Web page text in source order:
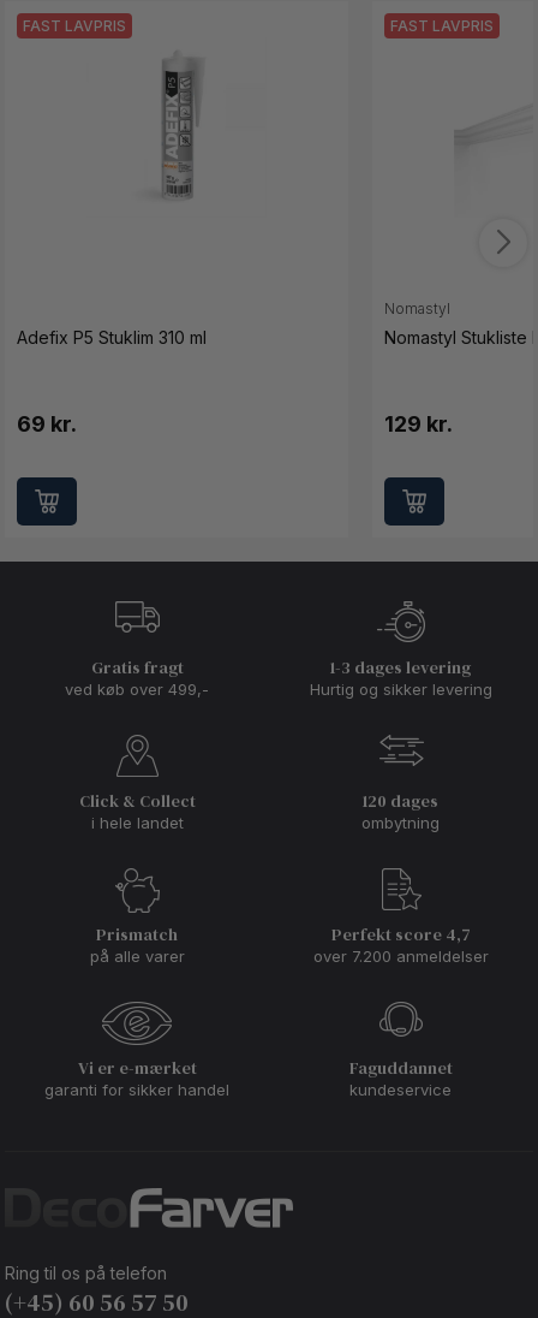
FAST LAVPRIS
Adefix P5 Stuklim 310 ml
69 kr.
FAST LAVPRIS
Nomastyl
Nomastyl Stukliste
129 kr.
Gratis fragt
ved køb over 499,-
1-3 dages levering
Hurtig og sikker levering
Click & Collect
i hele landet
120 dages
ombytning
Prismatch
på alle varer
Perfekt score 4,7
over 7.200 anmeldelser
Vi er e-mærket
garanti for sikker handel
Faguddannet
kundeservice
Ring til os på telefon
(+45) 60 56 57 50